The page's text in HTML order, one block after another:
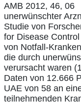
AMB 2012, 46, 06
unerwünschter
Studie von
for Disease
von Notfall-
die durch
verursacht waren
Daten von 12.666
UAE von 58 an
teilnehmenden